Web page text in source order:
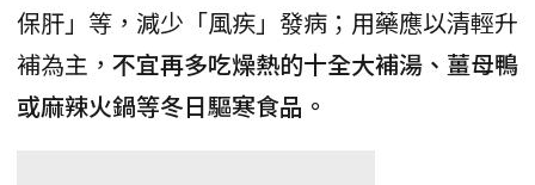
保肝」等，減少「風疾」發病；用藥應以清輕升
補為主， 不宜再多吃燥熱的十全大補湯、薑母鴨
或麻辣火鍋等冬日驅寒食品。